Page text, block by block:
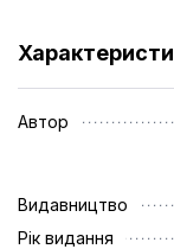
Автор
Видавництво
Рік видання